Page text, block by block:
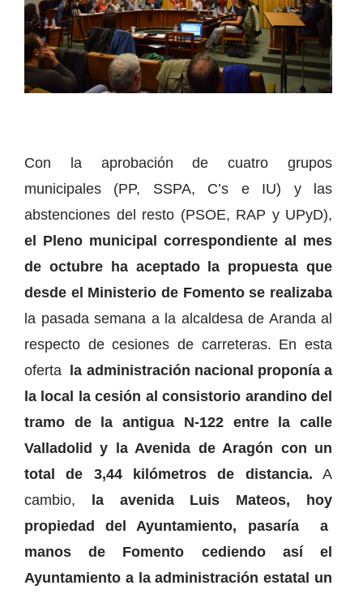
Con la aprobación de cuatro grupos
municipales (PP, SSPA, C’s e IU) y las
abstenciones del resto (PSOE, RAP y UPyD),
el Pleno municipal correspondiente al mes
de octubre ha aceptado la propuesta que
desde el Ministerio de Fomento se realizaba
la pasada semana a la alcaldesa de Aranda al
respecto de cesiones de carreteras. En esta
oferta la administración nacional proponía a
la local la cesión al consistorio arandino del
tramo de la antigua N-122 entre la calle
Valladolid y la Avenida de Aragón con un
total de 3,44 kilómetros de distancia. A
cambio, la avenida Luis Mateos, hoy
propiedad del Ayuntamiento, pasaría a
manos de Fomento cediendo así el
Ayuntamiento a la administración estatal un